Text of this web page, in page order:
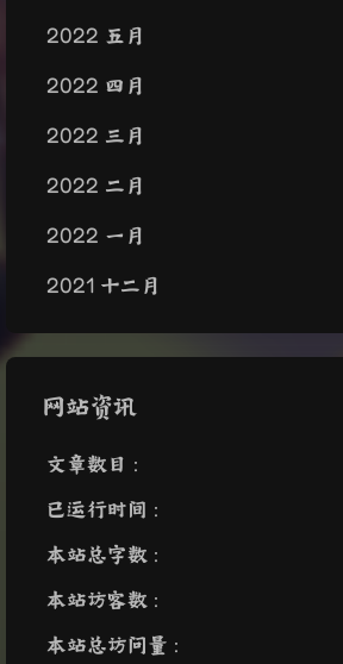
2022 五月
2022 四月
2022 三月
2022 二月
2022 一月
2021 十二月
网站资讯
文章数目 :
已运行时间 :
本站总字数 :
本站访客数 :
本站总访问量 :